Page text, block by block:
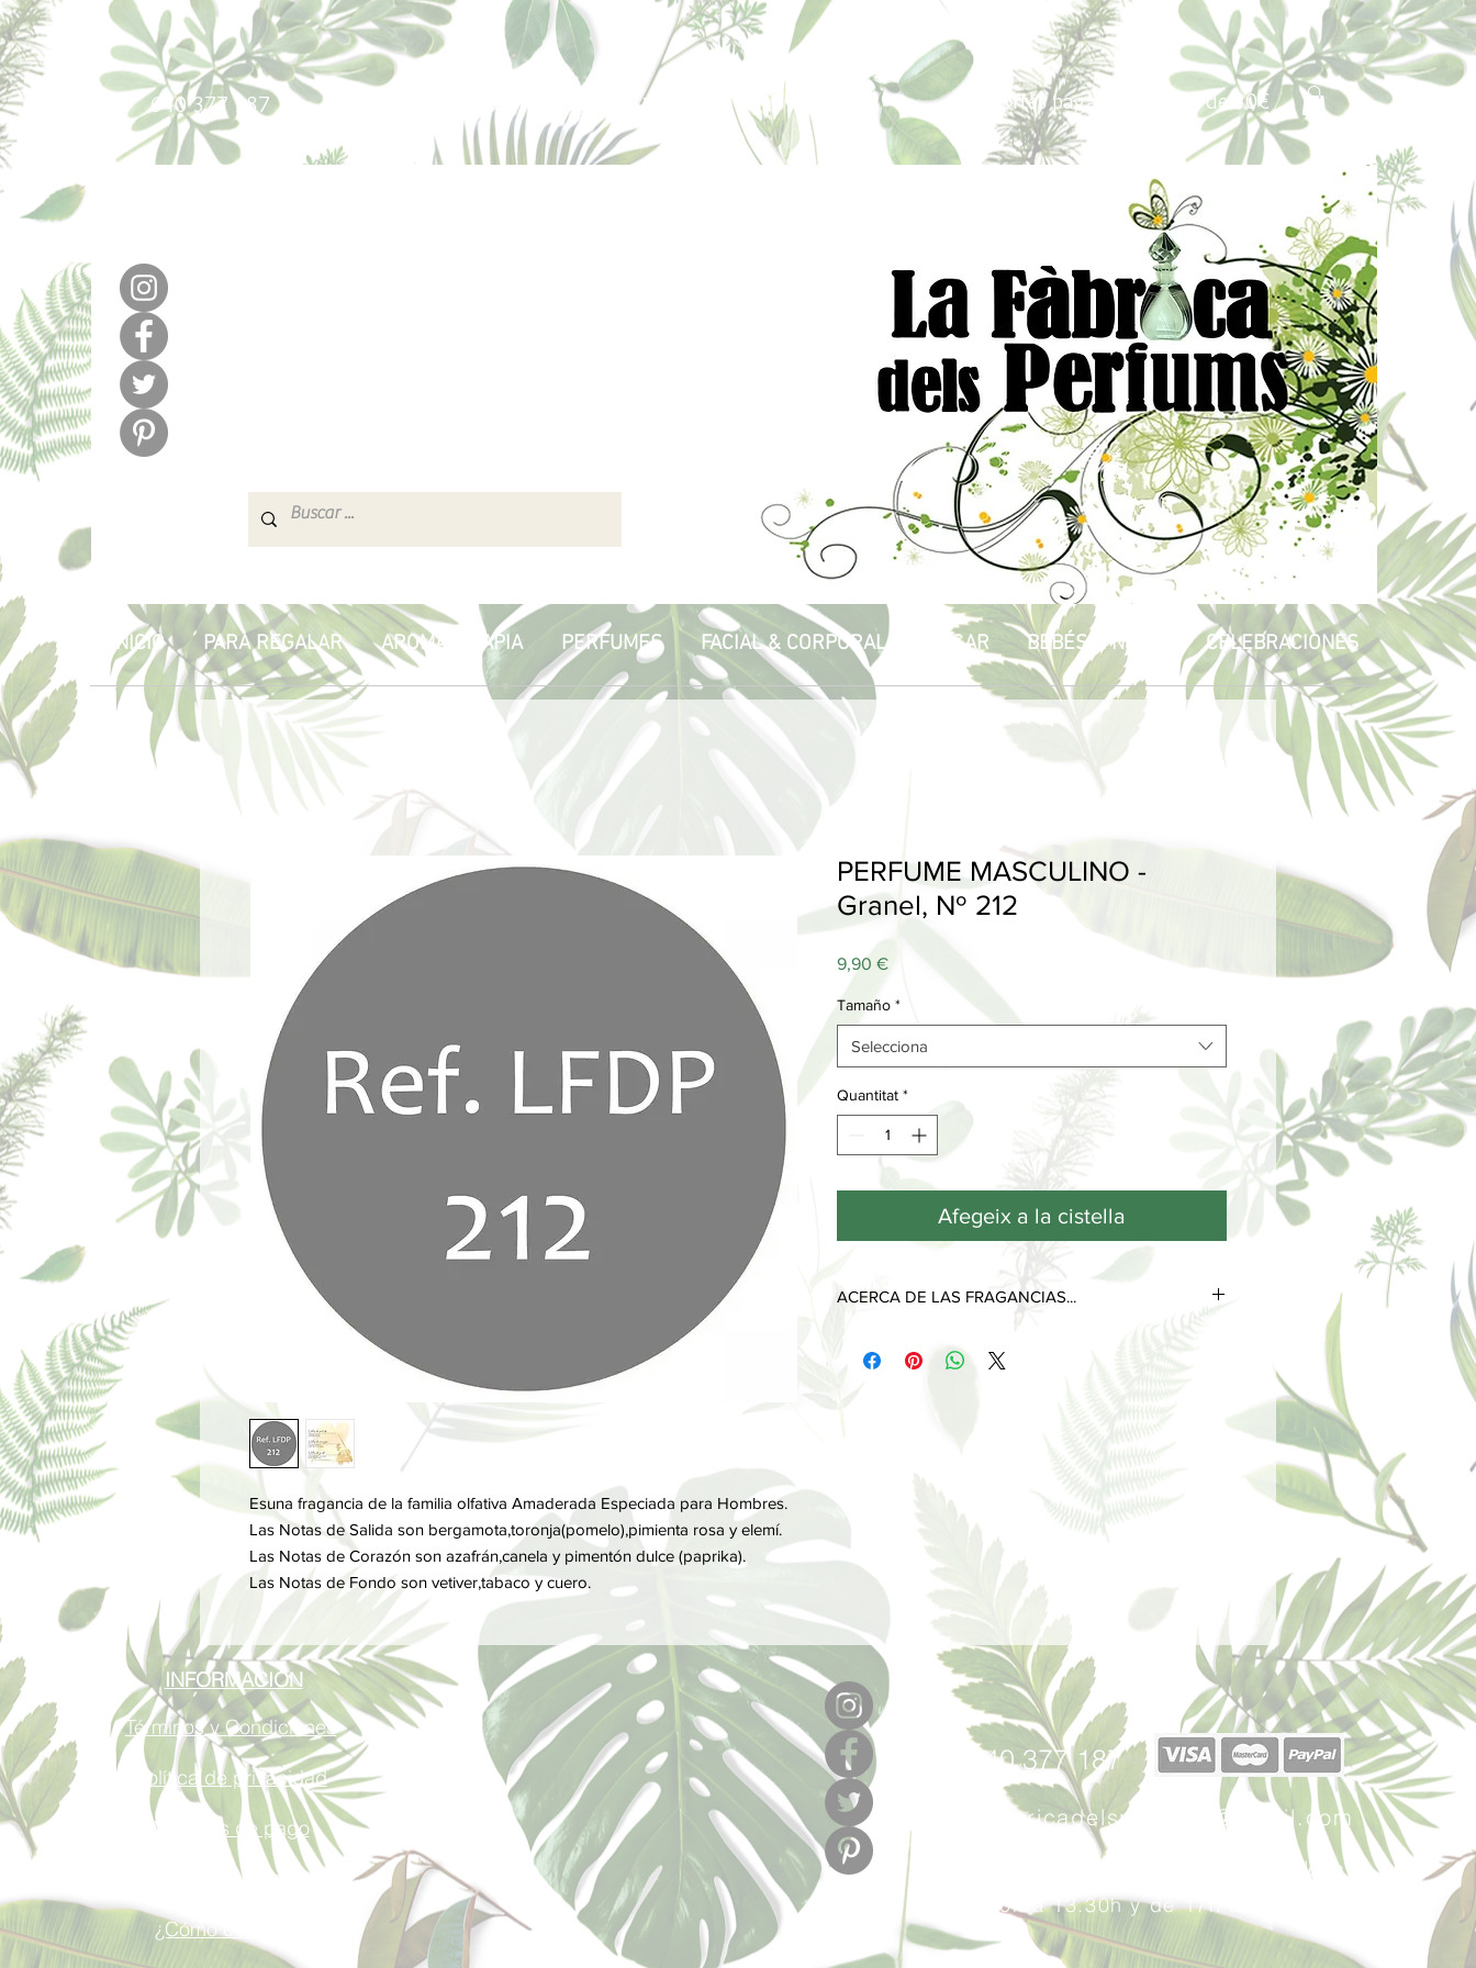
640 377 187
lafabricadelsperfums@gmail.co
Portes pagados a partir de 80€
INICIO PARA REGALAR AROMATERAPIA PERFUMES FACIAL & CORPORAL HOGAR BEBÉS & NIÑOS CELEBRACIONES
Esuna fragancia de la familia olfativa Amaderada Especiada para Hombres.
Las Notas de Salida son bergamota,toronja(pomelo),pimienta rosa y elemí.
Las Notas de Corazón son azafrán,canela y pimentón dulce (paprika).
Las Notas de Fondo son vetiver,tabaco y cuero.
PERFUME MASCULINO -
Granel, Nº 212
9,90 €Price
Tamaño *
Selecciona
Quantitat *
Afegeix a la cistella
ACERCA DE LAS FRAGANCIAS...
desprenden a lo largo de su ciclo de vida.
INFORMACIÓN
Términos y Condiciones
Política de privacidad
Métodos de pago
Envíos y Devoluciones
¿Cómo comprar?
640 377 187
lafabricadelsperfums@gmail.com
C/ Museu, 17 - 08401 Granollers (Barcelona)
L - V: 10h a 13.30h yde 17h a 20:30h.